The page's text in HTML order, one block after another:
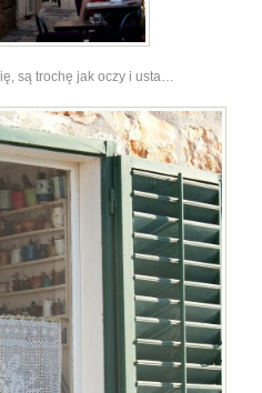
są trochę jak oczy i usta…